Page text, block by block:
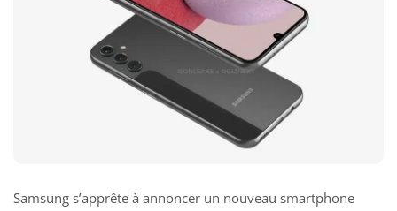
Samsung s’apprête à annoncer un nouveau smartphone